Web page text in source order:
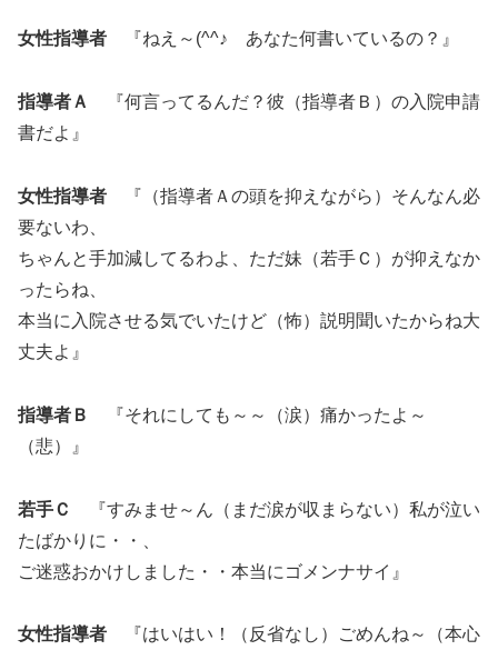
女性指導者 『ねえ～(^^♪ あなた何書いているの？』
指導者Ａ
『何言ってるんだ？彼（指導者Ｂ）の入院申請
書だよ』
女性指導者 『（指導者Ａの頭を抑えながら）そんなん必
要ないわ、
ちゃんと手加減してるわよ、ただ妹（若手Ｃ）が抑えなか
ったらね、
本当に入院させる気でいたけど（怖）説明聞いたからね大
丈夫よ』
指導者Ｂ
『それにしても～～（涙）痛かったよ～
（悲）』
若手Ｃ
『すみませ～ん（まだ涙が収まらない）私が泣い
たばかりに・・、
ご迷惑おかけしました・・本当にゴメンナサイ』
女性指導者 『はいはい！（反省なし）ごめんね～（本心